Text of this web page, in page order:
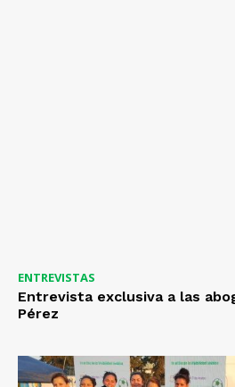
ENTREVISTAS
Entrevista exclusiva a las
Pérez